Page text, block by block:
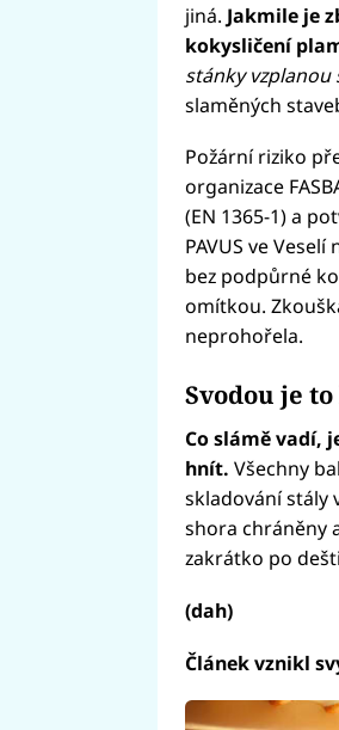
jiná. Jakmile je
kokysličení
stánky vzplanou
slaměných
Požární riziko
organizace
(EN 1365-1) a
PAVUS ve
bez podpůrné
omítkou.
neprohořela.
Svodou je
Co slámě vadí,
hnít. Všechny
skladování stály
shora chráněny
zakrátko po
(dah)
Článek vznikl